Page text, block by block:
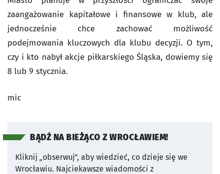
zaangażowanie kapitałowe i finansowe w klub, ale
jednocześnie chce zachować możliwość
podejmowania kluczowych dla klubu decyzji. O tym,
czy i kto nabył akcje piłkarskiego Śląska, dowiemy się
8 lub 9 stycznia.
mic
BĄDŹ NA BIEŻĄCO Z WROCŁAWIEM!
Kliknij „obserwuj”, aby wiedzieć, co dzieje się we
Wrocławiu. Najciekawsze wiadomości z